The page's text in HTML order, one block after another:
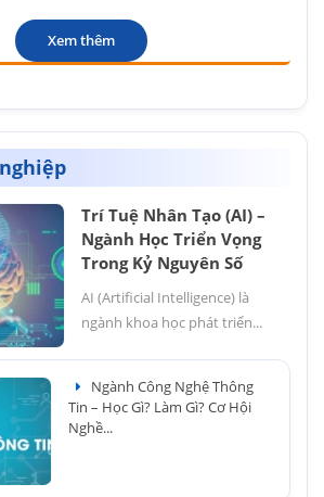
Xem thêm
Trí Tuệ Nhân Tạo (AI) –
Ngành Học Triển Vọng
Trong Kỷ Nguyên Số
AI (Artificial Intelligence) là
ngành khoa học phát triển...
Ngành Công Nghệ Thông
Tin – Học Gì? Làm Gì? Cơ Hội
Nghề...